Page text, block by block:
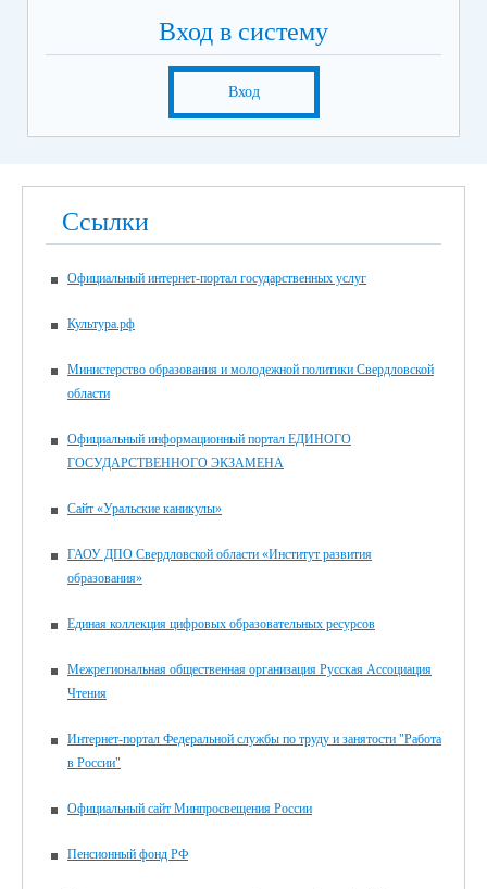
Вход в систему
Вход
Ссылки
Официальный интернет-портал государственных услуг
Культура.рф
Министерство образования и молодежной политики Свердловской
области
Официальный информационный портал ЕДИНОГО
ГОСУДАРСТВЕННОГО ЭКЗАМЕНА
Сайт «Уральские каникулы»
ГАОУ ДПО Свердловской области «Институт развития
образования»
Единая коллекция цифровых образовательных ресурсов
Межрегиональная общественная организация Русская Ассоциация
Чтения
Интернет-портал Федеральной службы по труду и занятости "Работа
в России"
Официальный сайт Минпросвещения России
Пенсионный фонд РФ